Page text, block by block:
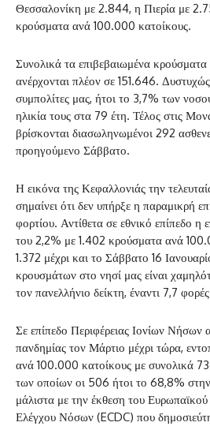
Θεσσαλονίκη με 2.844, η Πιερία με
κρούσματα ανά 100.000 κατοίκους.
Συνολικά τα επιβεβαιωμένα
ανέρχονται πλέον σε 151.646.
συμπολίτες μας, ήτοι το 3,7% των
ηλικία τους στα 79 έτη. Τέλος στις
βρίσκονται διασωληνωμένοι 292
προηγούμενο Σάββατο.
Η εικόνα της Κεφαλλονιάς την
σημαίνει ότι δεν υπήρξε η παραμικρή
φορτίου. Αντίθετα σε εθνικό επίπεδο η
του 2,2% με 1.402 κρούσματα ανά
1.372 μέχρι και το Σάββατο 16
κρουσμάτων στο νησί μας είναι
τον πανελλήνιο δείκτη, έναντι 7,7
Σε επίπεδο Περιφέρειας Ιονίων Νήσων
πανδημίας τον Μάρτιο μέχρι τώρα,
ανά 100.000 κατοίκους με συνολικά
των οποίων οι 506 ήτοι το 68,8%
μάλιστα με την έκθεση του
Ελέγχου Νόσων (ECDC) που